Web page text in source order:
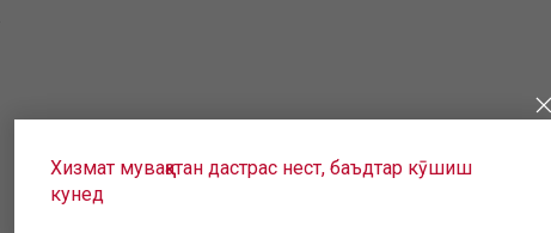
Хизмат муваққатан дастрас нест, баъдтар кӯшиш
кунед